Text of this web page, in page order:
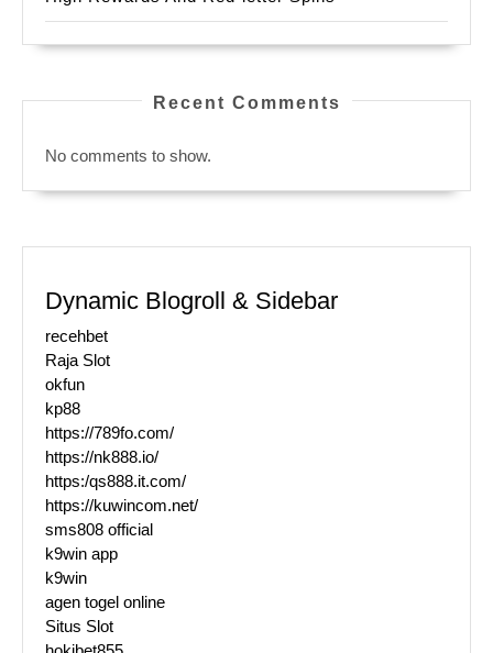
Recent Comments
No comments to show.
Dynamic Blogroll & Sidebar
recehbet
Raja Slot
okfun
kp88
https://789fo.com/
https://nk888.io/
https:/qs888.it.com/
https://kuwincom.net/
sms808 official
k9win app
k9win
agen togel online
Situs Slot